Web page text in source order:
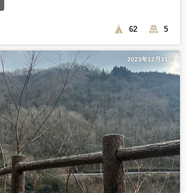
62 5
2023年12月31日